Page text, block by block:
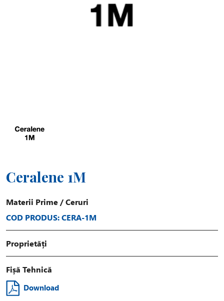
Ceralene 1M
Materii Prime /Ceruri
COD PRODUS: CERA-1M
Proprietăți
Fișă Tehnică
Download